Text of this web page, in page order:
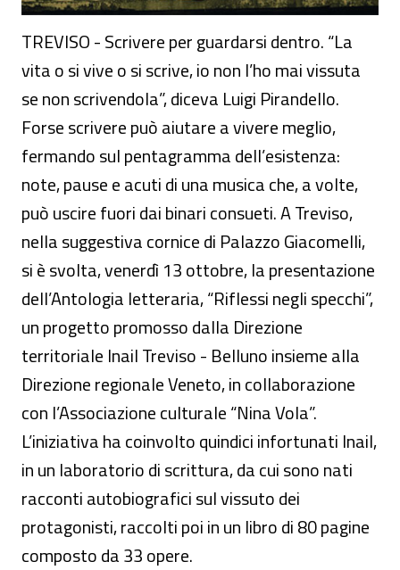
TREVISO - Scrivere per guardarsi dentro. “La
vita o si vive o si scrive, io non l’ho mai vissuta
se non scrivendola”, diceva Luigi Pirandello.
Forse scrivere può aiutare a vivere meglio,
fermando sul pentagramma dell’esistenza:
note, pause e acuti di una musica che, a volte,
può uscire fuori dai binari consueti. A Treviso,
nella suggestiva cornice di Palazzo Giacomelli,
si è svolta, venerdì 13 ottobre, la presentazione
dell’Antologia letteraria, “Riflessi negli specchi”,
un progetto promosso dalla Direzione
territoriale Inail Treviso - Belluno insieme alla
Direzione regionale Veneto, in collaborazione
con l’Associazione culturale “Nina Vola”.
L’iniziativa ha coinvolto quindici infortunati Inail,
in un laboratorio di scrittura, da cui sono nati
racconti autobiografici sul vissuto dei
protagonisti, raccolti poi in un libro di 80 pagine
composto da 33 opere.